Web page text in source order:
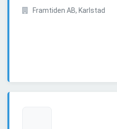
Framtiden AB, Karlstad